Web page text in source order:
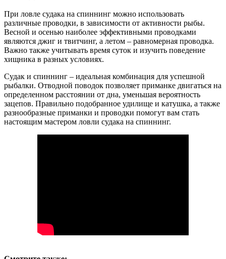
При ловле судака на спиннинг можно использовать
различные проводки, в зависимости от активности рыбы.
Весной и осенью наиболее эффективными проводками
являются джиг и твитчинг, а летом – равномерная проводка.
Важно также учитывать время суток и изучить поведение
хищника в разных условиях.
Судак и спиннинг – идеальная комбинация для успешной
рыбалки. Отводной поводок позволяет приманке двигаться на
определенном расстоянии от дна, уменьшая вероятность
зацепов. Правильно подобранное удилище и катушка, а также
разнообразные приманки и проводки помогут вам стать
настоящим мастером ловли судака на спиннинг.